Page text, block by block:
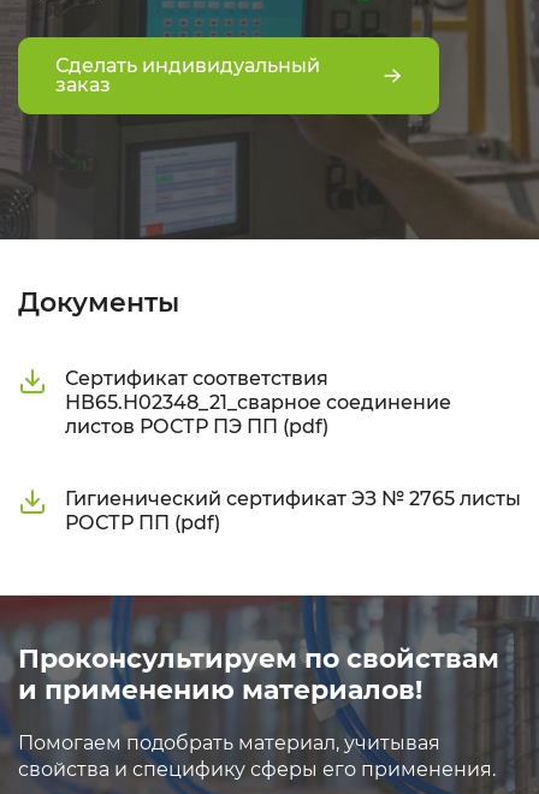
Сделать индивидуальный
заказ
Документы
Сертификат соответствия
НВ65.Н02348_21_сварное соединение
листов РОСТР ПЭ ПП (pdf)
Гигиенический сертификат ЭЗ № 2765 листы
РОСТР ПП (pdf)
Проконсультируем по свойствам
и применению материалов!
Помогаем подобрать материал, учитывая
свойства и специфику сферы его применения.